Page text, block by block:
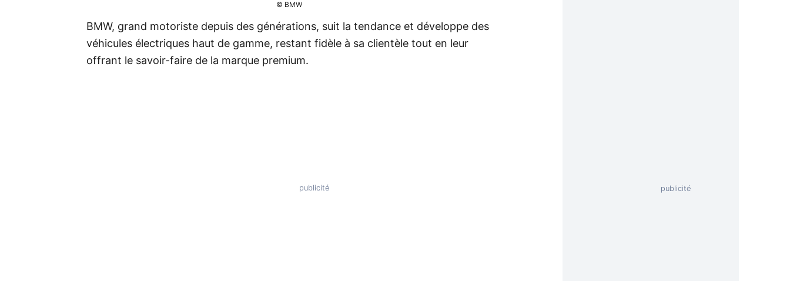
© BMW
BMW, grand motoriste depuis des générations, suit la tendance et développe des
véhicules électriques haut de gamme, restant fidèle à sa clientèle tout en leur
offrant le savoir-faire de la marque premium.